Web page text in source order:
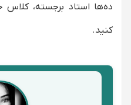
ده‌ها استاد برجسته،
کنید.